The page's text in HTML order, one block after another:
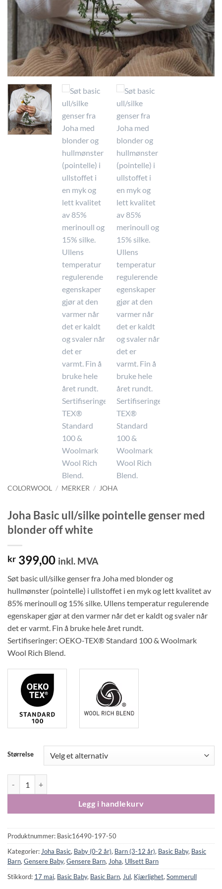
COLORWOOL / MERKER / JOHA
Joha Basic ull/silke pointelle genser med
blonder off white
kr 399,00 inkl. MVA
Søt basic ull/silke genser fra Joha med blonder og
hullmønster (pointelle) i ullstoffet i en myk og lett kvalitet av
85% merinoull og 15% silke. Ullens temperatur regulerende
egenskaper gjør at den varmer når det er kaldt og svaler når
det er varmt. Fin å bruke hele året rundt.
Sertifiseringer: OEKO-TEX® Standard 100 & Woolmark
Wool Rich Blend.
Størrelse
Legg i handlekurv
Produktnummer: Basic16490-197-50
Kategorier:Joha Basic, Baby (0-2 år), Barn (3-12 år), Basic Baby, Basic
Barn,Gensere Baby,Gensere Barn,Joha, Ullsett Barn
Stikkord: 17 mai, Basic Baby, Basic Barn,Jul, Kjærlighet,Sommerull